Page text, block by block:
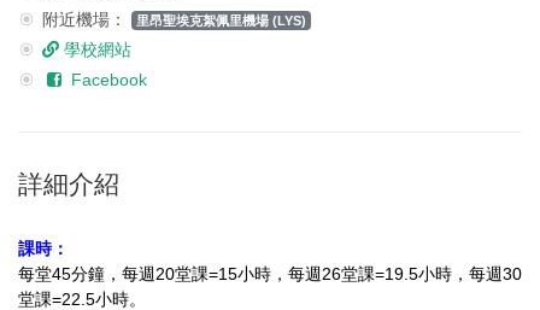
附近機場：
里昂聖埃克絮佩里機場 (LYS)
學校網站
Facebook
詳細介紹
課時：
每堂45分鐘，每週20堂課=15小時，每週26堂課=19.5小時，每週30
堂課=22.5小時。